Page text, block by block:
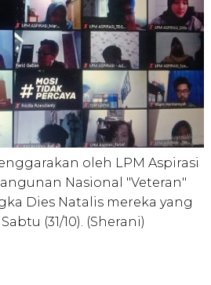
oleh LPM Aspirasi
Nasional "Veteran"
Dies Natalis mereka yang
(31/10). (Sherani)